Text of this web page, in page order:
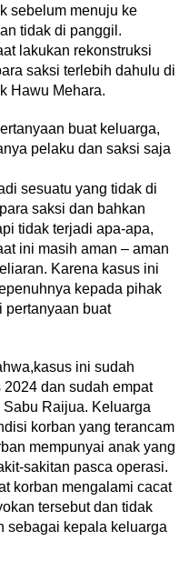
sebelum menuju ke
tidak di panggil.
lakukan rekonstruksi
saksi terlebih dahulu di
Hawu Mehara.
buat keluarga,
pelaku dan saksi saja
sesuatu yang tidak di
saksi dan bahkan
tidak terjadi apa-apa,
ini masih aman – aman
Karena kasus ini
kepada pihak
pertanyaan buat
ini sudah
dan sudah empat
Raijua. Keluarga
korban yang terancam
mempunyai anak yang
sakitan pasca operasi.
korban mengalami cacat
tersebut dan tidak
sebagai kepala keluarga